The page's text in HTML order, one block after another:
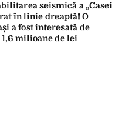
seismică a „Casei
în linie dreaptă! O
a fost interesată de
milioane de lei